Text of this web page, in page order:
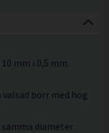
mm i 0,5 mm
borr med hög
samma diameter